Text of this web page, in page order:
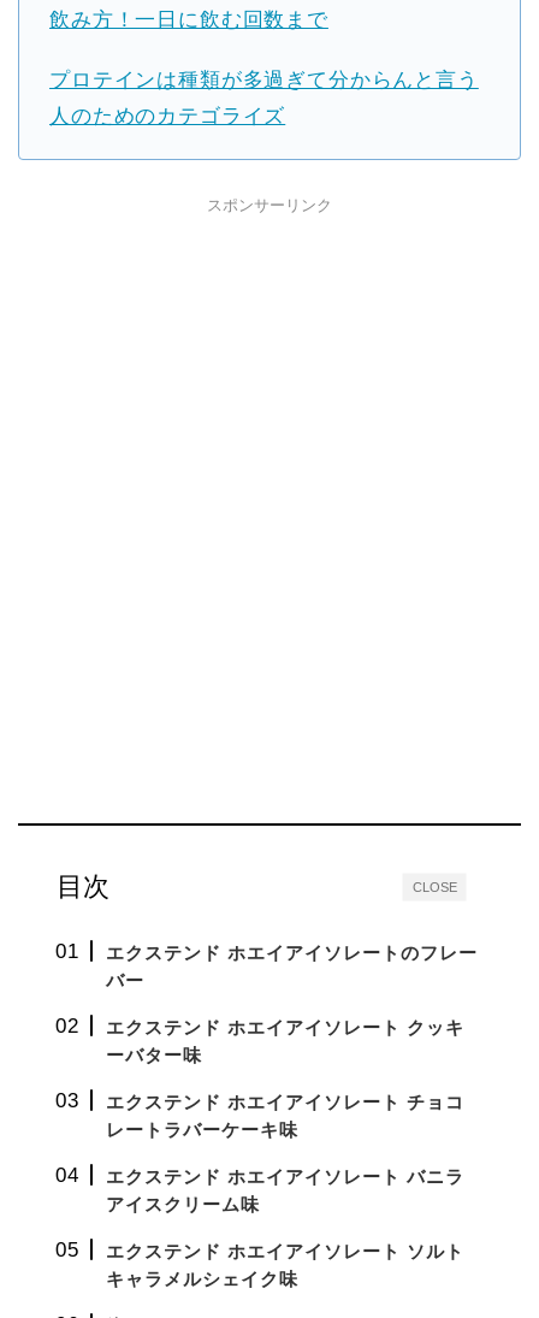
飲み方！一日に飲む回数まで
プロテインは種類が多過ぎて分からんと言う
人のためのカテゴライズ
スポンサーリンク
CLOSE
目次
エクステンド ホエイアイソレートのフレー
バー
エクステンド ホエイアイソレート クッキ
ーバター味
エクステンド ホエイアイソレート チョコ
レートラバーケーキ味
エクステンド ホエイアイソレート バニラ
アイスクリーム味
エクステンド ホエイアイソレート ソルト
キャラメルシェイク味